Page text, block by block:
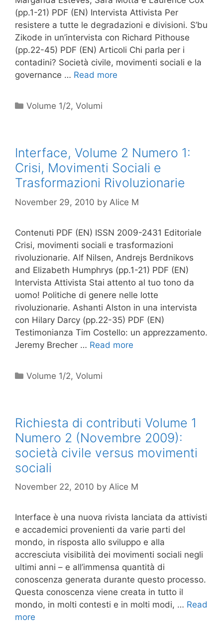
(pp.1-21) PDF (EN) Intervista Attivista Per
resistere a tutte le degradazioni e divisioni. S’bu
Zikode in un’intervista con Richard Pithouse
(pp.22-45) PDF (EN) Articoli Chi parla per i
contadini? Società civile, movimenti sociali e la
governance … Read more
Categories
Volume 1/2,Volumi
Interface, Volume 2 Numero 1:
Crisi, Movimenti Sociali e
Trasformazioni Rivoluzionarie
November 29, 2010 by Alice M
Contenuti PDF (EN) ISSN 2009-2431 Editoriale
Crisi, movimenti sociali e trasformazioni
rivoluzionarie. Alf Nilsen, Andrejs Berdnikovs
and Elizabeth Humphrys (pp.1-21) PDF (EN)
Intervista Attivista Stai attento al tuo tono da
uomo! Politiche di genere nelle lotte
rivoluzionarie. Ashanti Alston in una intervista
con Hilary Darcy (pp.22-35) PDF (EN)
Testimonianza Tim Costello: un apprezzamento.
Jeremy Brecher … Read more
Categories
Volume 1/2,Volumi
Richiesta di contributi Volume 1
Numero 2 (Novembre 2009):
società civile versus movimenti
sociali
November 22, 2010 by Alice M
Interface è una nuova rivista lanciata da attivisti
e accademici provenienti da varie parti del
mondo, in risposta allo sviluppo e alla
accresciuta visibilità dei movimenti sociali negli
ultimi anni – e all’immensa quantità di
conoscenza generata durante questo processo.
Questa conoscenza viene creata in tutto il
mondo, in molti contesti e in molti modi, … Read
more